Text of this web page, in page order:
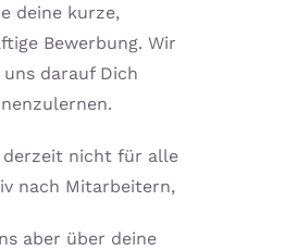
deine kurze,
Bewerbung. Wir
darauf Dich
derzeit nicht für alle
nach Mitarbeitern,
aber über deine